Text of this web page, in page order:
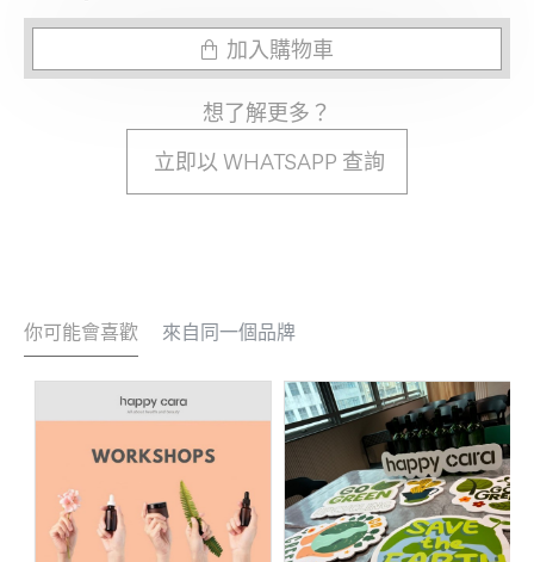
加入購物車
想了解更多？
立即以 WHATSAPP 查詢
你可能會喜歡 來自同一個品牌